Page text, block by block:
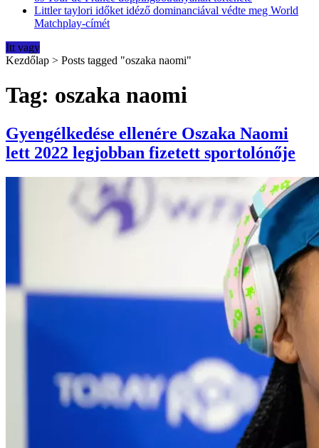
Littler taylori időket idéző dominanciával védte meg World
Matchplay-címét
Itt vagy
Kezdőlap > Posts tagged "oszaka naomi"
Tag: oszaka naomi
Gyengélkedése ellenére Oszaka Naomi
lett 2022 legjobban fizetett sportolónője